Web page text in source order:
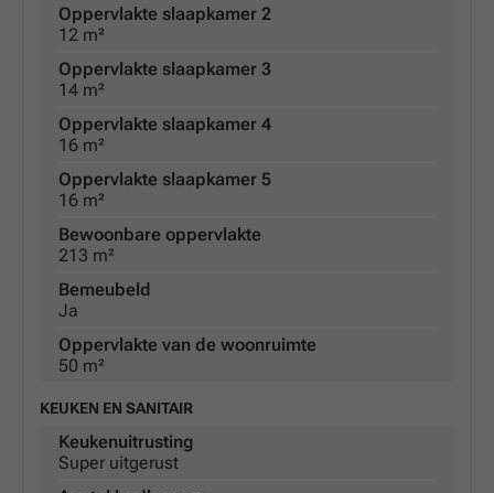
Oppervlakte slaapkamer 2
12 m²
Oppervlakte slaapkamer 3
14 m²
Oppervlakte slaapkamer 4
16 m²
Oppervlakte slaapkamer 5
16 m²
Bewoonbare oppervlakte
213 m²
Bemeubeld
Ja
Oppervlakte van de woonruimte
50 m²
KEUKEN EN SANITAIR
Keukenuitrusting
Super uitgerust